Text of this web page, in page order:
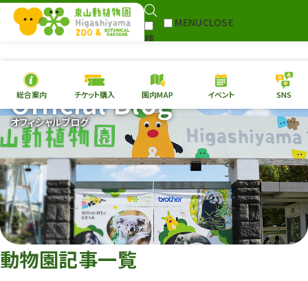
検
MENUCLOSE
本日の開園情報 チケ
園内MAP イベント
総合案内
動物園 植物園
再生プラン
東山動植物園
への支援
総合案内 チケット購入 園内MAP イベント SNS
オフィシャルブログ
Official Blog
動物園記事一覧